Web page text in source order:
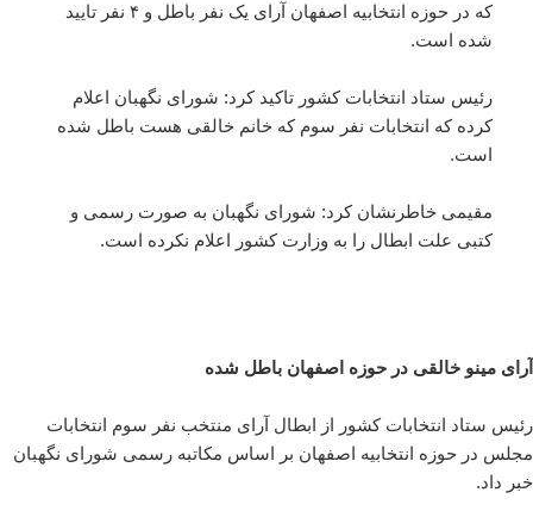
که در حوزه انتخابیه اصفهان آرای یک نفر باطل و ۴ نفر تایید
شده است.
رئیس ستاد انتخابات کشور تاکید کرد: شورای نگهبان اعلام
کرده که انتخابات نفر سوم که خانم خالقی هست باطل شده
است.
مقیمی خاطرنشان کرد: شورای نگهبان به صورت رسمی و
کتبی علت ابطال را به وزارت کشور اعلام نکرده است.
آرای مینو خالقی در حوزه اصفهان باطل شده
رئیس ستاد انتخابات کشور از ابطال آرای منتخب نفر سوم انتخابات
مجلس در حوزه انتخابیه اصفهان بر اساس مکاتبه رسمی شورای نگهبان
خبر داد.